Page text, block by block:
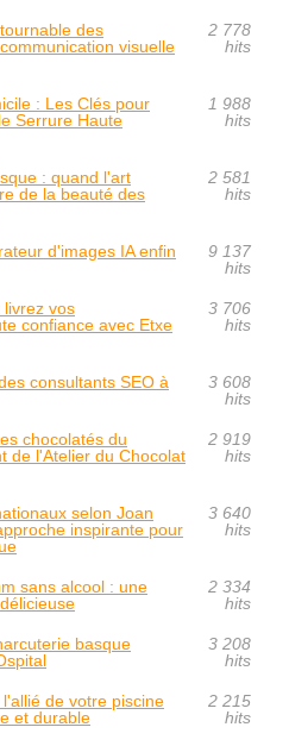
des
visuelle
2 778
hits
: Les Clés pour
Serrure Haute
1 988
hits
: quand l'art
de la beauté des
2 581
hits
d'images IA enfin
9 137
hits
vos
confiance avec Etxe
3 706
hits
consultants SEO à
3 608
hits
chocolatés du
de l'Atelier du Chocolat
2 919
hits
selon Joan
inspirante pour
3 640
hits
sans alcool : une
2 334
hits
basque
3 208
hits
de votre piscine
et durable
2 215
hits